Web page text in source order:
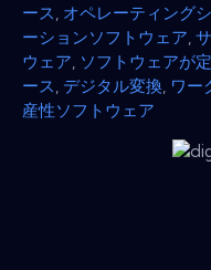
ース オペレーティング
ーションソフトウェア
ウェア ソフトウェアが
ース デジタル変換 ワー
産性ソフトウェア